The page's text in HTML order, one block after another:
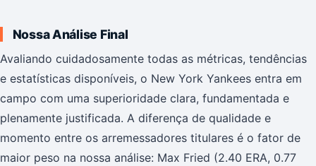
Nossa Análise Final
Avaliando cuidadosamente todas as métricas, tendências
e estatísticas disponíveis, o New York Yankees entra em
campo com uma superioridade clara, fundamentada e
plenamente justificada. A diferença de qualidade e
momento entre os arremessadores titulares é o fator de
maior peso na nossa análise: Max Fried (2.40 ERA, 0.77